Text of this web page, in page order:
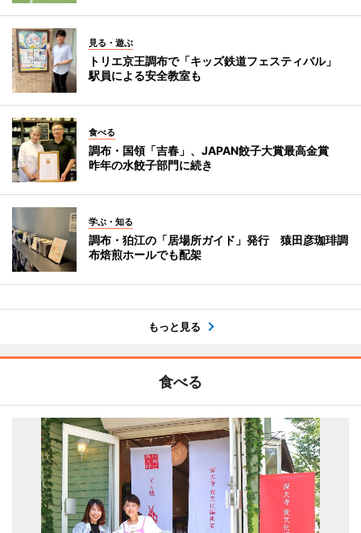
見る・遊ぶ
トリエ京王調布で「キッズ鉄道フェスティバル」
駅員による安全教室も
食べる
調布・国領「吉春」、JAPAN餃子大賞最高金賞
昨年の水餃子部門に続き
学ぶ・知る
調布・狛江の「居場所ガイド」発行 猿田彦珈琲調
布焙煎ホールでも配架
もっと見る
食べる